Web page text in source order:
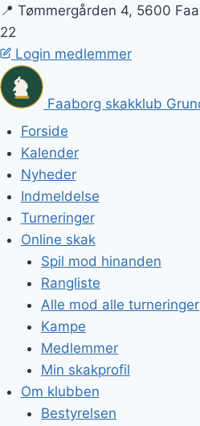
📍 Tømmergården 4, 5600
22
Login medlemmer
Faaborg skakklub
Forside
Kalender
Nyheder
Indmeldelse
Turneringer
Online skak
Spil mod hinanden
Rangliste
Alle mod alle turneringer
Kampe
Medlemmer
Min skakprofil
Om klubben
Bestyrelsen